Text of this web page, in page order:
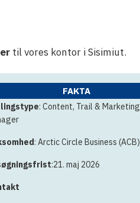
til vores kontor i Sisimiut.
FAKTA
: Content, Trail & Marketing
: Arctic Circle Business (ACB)
:21. maj 2026